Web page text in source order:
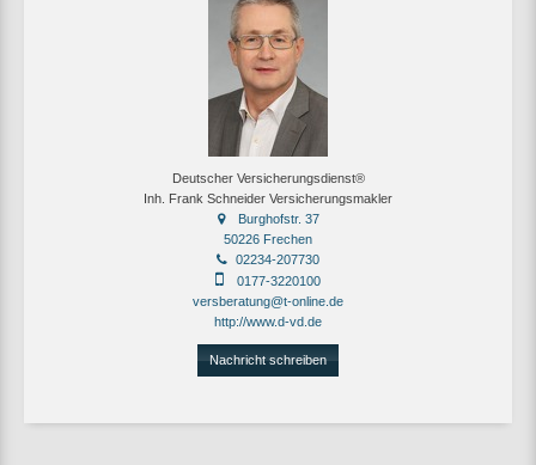
Deutscher Versicherungsdienst®
Inh. Frank Schneider Versicherungsmakler
Burghofstr. 37
50226 Frechen
02234-207730
0177-3220100
versberatung@t-online.de
http://www.d-vd.de
Nachricht schreiben